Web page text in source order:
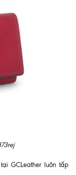
GCLeather luôn tấp